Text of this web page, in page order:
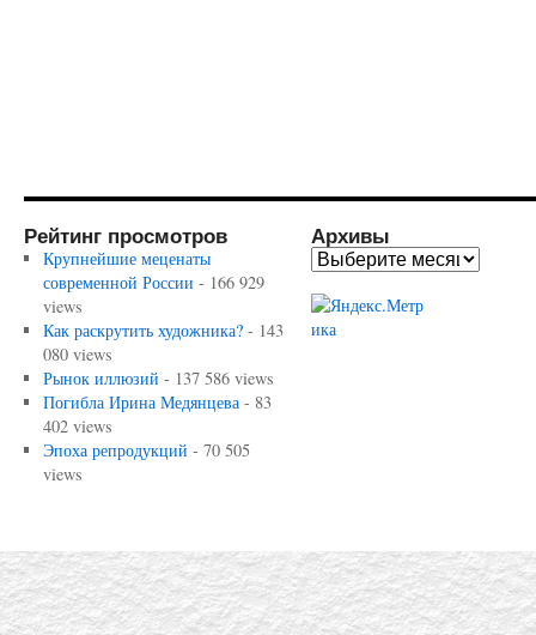
Рейтинг просмотров
Крупнейшие меценаты
современной России - 166 929
views
Как раскрутить художника?- 143
080 views
Рынок иллюзий - 137 586 views
Погибла Ирина Медянцева- 83
402 views
Эпоха репродукций - 70 505
views
Архивы